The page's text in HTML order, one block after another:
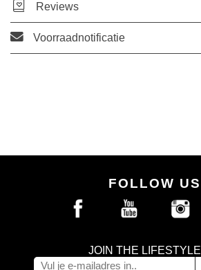
Reviews
Voorraadnotificatie
FOLLOW US
JOIN THE LIFESTYLE